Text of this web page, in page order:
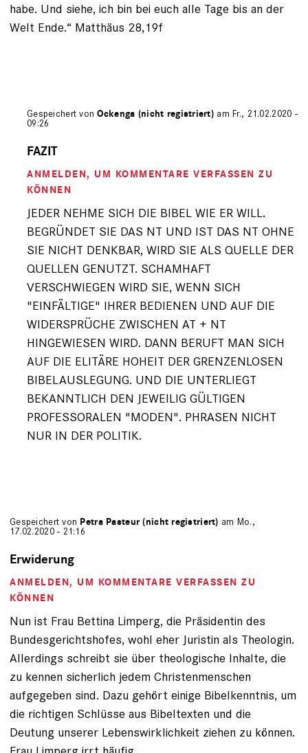
habe. Und siehe, ich bin bei euch alle Tage bis an der
Welt Ende.“ Matthäus 28,19f
Gespeichert vonOckenga (nicht registriert) am Fr., 21.02.2020 -
09:26
auf
Peter
B.
registriert)
FAZIT
ANMELDEN, UM KOMMENTARE VERFASSEN ZU
KÖNNEN
JEDER NEHME SICH DIE BIBEL WIE ER WILL.
BEGRÜNDET SIE DAS NT UND IST DAS NT OHNE
SIE NICHT DENKBAR, WIRD SIE ALS QUELLE DER
QUELLEN GENUTZT. SCHAMHAFT
VERSCHWIEGEN WIRD SIE, WENN SICH
"EINFÄLTIGE" IHRER BEDIENEN UND AUF DIE
WIDERSPRÜCHE ZWISCHEN AT + NT
HINGEWIESEN WIRD. DANN BERUFT MAN SICH
AUF DIE ELITÄRE HOHEIT DER GRENZENLOSEN
BIBELAUSLEGUNG. UND DIE UNTERLIEGT
BEKANNTLICH DEN JEWEILIG GÜLTIGEN
PROFESSORALEN "MODEN". PHRASEN NICHT
NUR IN DER POLITIK.
Gespeichert von Petra Pasteur (nicht registriert) am Mo.,
17.02.2020 - 21:16
Erwiderung
ANMELDEN, UM KOMMENTARE VERFASSEN ZU
KÖNNEN
Nun ist Frau Bettina Limperg, die Präsidentin des
Bundesgerichtshofes, wohl eher Juristin als Theologin.
Allerdings schreibt sie über theologische Inhalte, die
zu kennen sicherlich jedem Christenmenschen
aufgegeben sind. Dazu gehört einige Bibelkenntnis, um
die richtigen Schlüsse aus Bibeltexten und die
Deutung unserer Lebenswirklichkeit ziehen zu können.